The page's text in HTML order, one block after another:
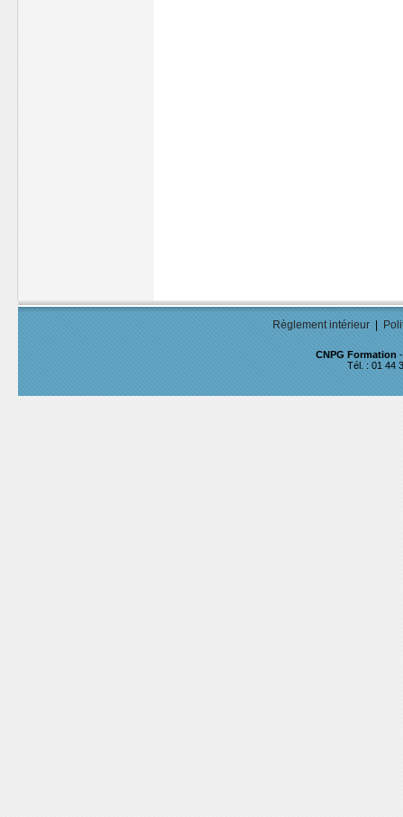
Règlement intérieur|
CNPG Formation
Tél. : 01 44